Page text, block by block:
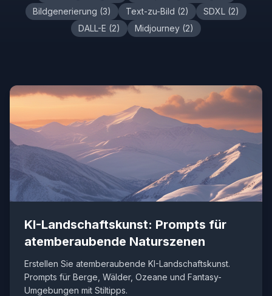
Bildgenerierung (3) Text-zu-Bild (2) SDXL (2)
DALL-E (2) Midjourney (2)
KI-Landschaftskunst: Prompts für
atemberaubende Naturszenen
Erstellen Sie atemberaubende KI-Landschaftskunst.
Prompts für Berge, Wälder, Ozeane und Fantasy-
Umgebungen mit Stiltipps.